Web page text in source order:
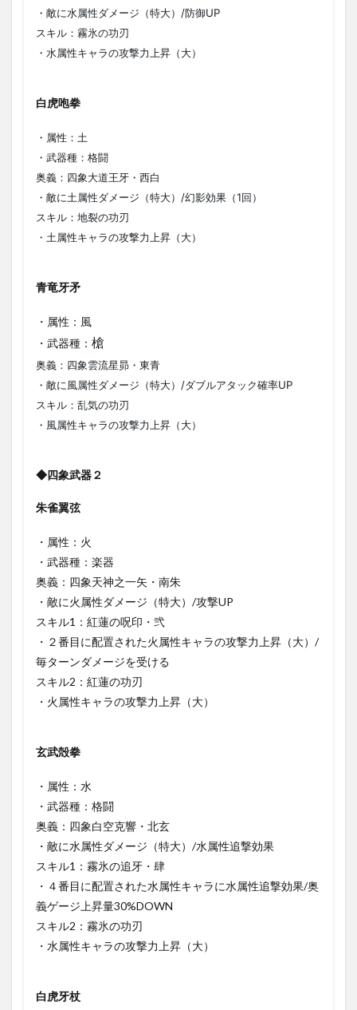
・敵に水属性ダメージ（特大）/防御UP
スキル：霧氷の功刃
・水属性キャラの攻撃力上昇（大）
白虎咆拳
・属性：土
・武器種：格闘
奥義：四象大道王牙・西白
・敵に土属性ダメージ（特大）/幻影効果（1回）
スキル：地裂の功刃
・土属性キャラの攻撃力上昇（大）
青竜牙矛
・属性：風
・武器種： 槍
奥義：四象雲流星昴・東青
・敵に風属性ダメージ（特大）/ダブルアタック確率UP
スキル：乱気の功刃
・風属性キャラの攻撃力上昇（大）
◆四象武器２
朱雀翼弦
・属性：火
・武器種：楽器
奥義：四象天神之一矢・南朱
・敵に火属性ダメージ（特大）/攻撃UP
スキル1：紅蓮の呪印・弐
・２番目に配置された火属性キャラの攻撃力上昇（大）/
毎ターンダメージを受ける
スキル2：紅蓮の功刃
・火属性キャラの攻撃力上昇（大）
玄武殻拳
・属性：水
・武器種：格闘
奥義：四象白空克響・北玄
・敵に水属性ダメージ（特大）/水属性追撃効果
スキル1：霧氷の追牙・肆
・４番目に配置された水属性キャラに水属性追撃効果/奥
義ゲージ上昇量30%DOWN
スキル2：霧氷の功刃
・水属性キャラの攻撃力上昇（大）
白虎牙杖